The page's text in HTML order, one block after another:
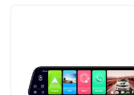
Автомобильная